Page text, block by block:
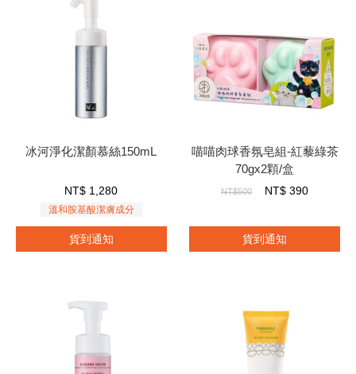
冰河淨化潔顏慕絲150mL
NT$ 1,280
溫和胺基酸潔膚成分
貨到通知
喵喵肉球香氛皂組-紅藜綠茶
70gx2顆/盒
NT$500 NT$390
貨到通知